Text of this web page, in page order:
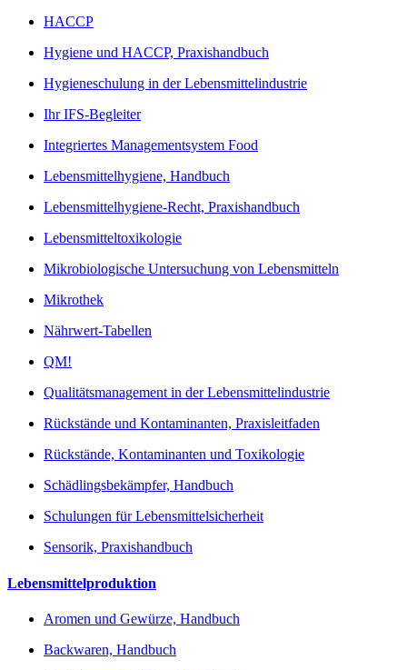
HACCP
Hygiene und HACCP, Praxishandbuch
Hygieneschulung in der Lebensmittelindustrie
Ihr IFS-Begleiter
Integriertes Managementsystem Food
Lebensmittelhygiene, Handbuch
Lebensmittelhygiene-Recht, Praxishandbuch
Lebensmitteltoxikologie
Mikrobiologische Untersuchung von Lebensmitteln
Mikrothek
Nährwert-Tabellen
QM!
Qualitätsmanagement in der Lebensmittelindustrie
Rückstände und Kontaminanten, Praxisleitfaden
Rückstände, Kontaminanten und Toxikologie
Schädlingsbekämpfer, Handbuch
Schulungen für Lebensmittelsicherheit
Sensorik, Praxishandbuch
Lebensmittelproduktion
Aromen und Gewürze, Handbuch
Backwaren, Handbuch